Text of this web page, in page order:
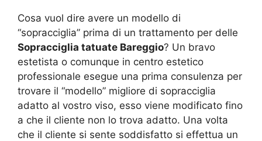
Cosa vuol dire avere un modello di
“sopracciglia” prima di un trattamento per delle
Sopracciglia tatuate Bareggio? Un bravo
estetista o comunque in centro estetico
professionale esegue una prima consulenza per
trovare il “modello” migliore di sopracciglia
adatto al vostro viso, esso viene modificato fino
a che il cliente non lo trova adatto. Una volta
che il cliente si sente soddisfatto si effettua un